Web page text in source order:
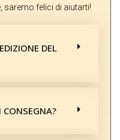
saremo felici di aiutarti!
DEL